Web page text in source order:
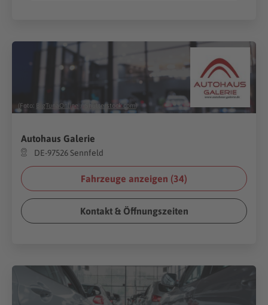
(Foto: BigTunaOnline / Shutterstock.com)
Autohaus Galerie
DE-97526 Sennfeld
Fahrzeuge anzeigen (34)
Kontakt & Öffnungszeiten